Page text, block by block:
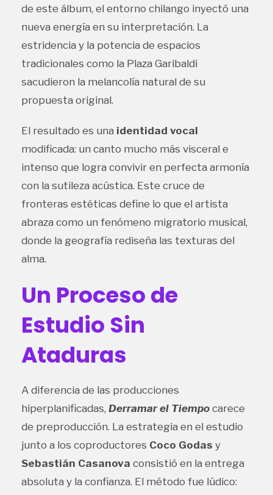
de este álbum, el entorno chilango inyectó una
nueva energía en su interpretación. La
estridencia y la potencia de espacios
tradicionales como la Plaza Garibaldi
sacudieron la melancolía natural de su
propuesta original.
El resultado es una identidad vocal
modificada: un canto mucho más visceral e
intenso que logra convivir en perfecta armonía
con la sutileza acústica. Este cruce de
fronteras estéticas define lo que el artista
abraza como un fenómeno migratorio musical,
donde la geografía rediseña las texturas del
alma.
Un Proceso de
Estudio Sin
Ataduras
A diferencia de las producciones
hiperplanificadas, Derramar el Tiempo carece
de preproducción. La estrategia en el estudio
junto a los coproductores Coco Godas y
Sebastián Casanova consistió en la entrega
absoluta y la confianza. El método fue lúdico: